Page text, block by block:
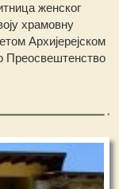
женског
храмовну
Архијерејском
Преосвештенство